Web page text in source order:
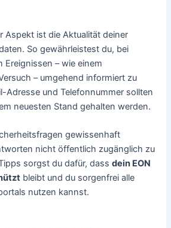
Aspekt ist die Aktualität deiner
So gewährleistest du, bei
Ereignissen – wie einem
– umgehend informiert zu
Adresse und Telefonnummer sollten
neuesten Stand gehalten werden.
gewissenhaft
nicht öffentlich zugänglich zu
sorgst du dafür, dassdein EON
bleibt und du sorgenfrei alle
nutzen kannst.